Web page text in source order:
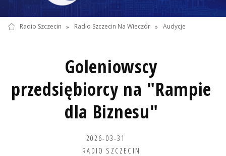
Radio Szczecin » Radio Szczecin Na Wieczór » Audycje
Goleniowscy
przedsiębiorcy na "Rampie
dla Biznesu"
2026-03-31
RADIO SZCZECIN